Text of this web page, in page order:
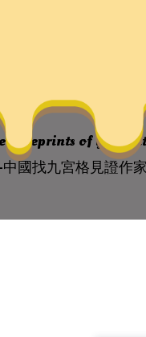
風骨–
of your
國找九宮格見證作